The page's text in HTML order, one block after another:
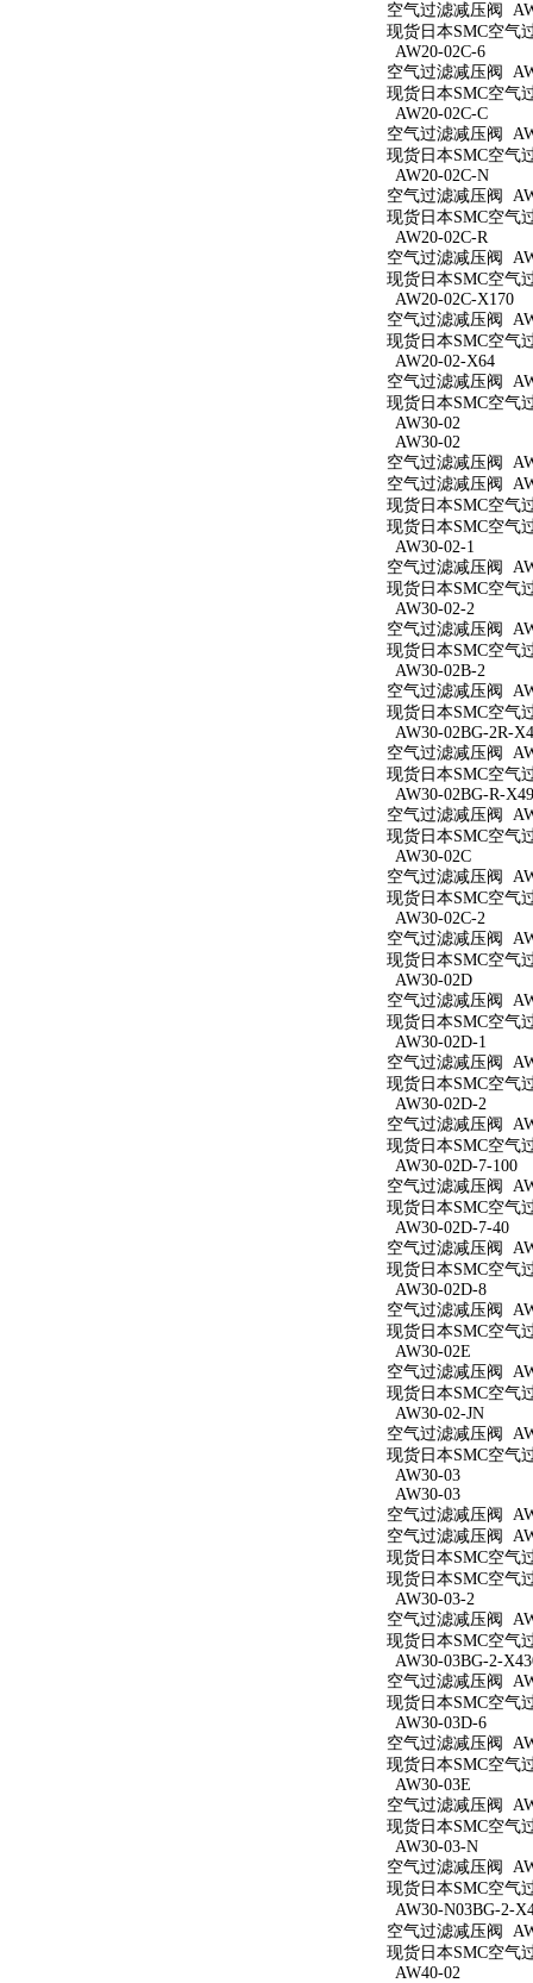
空气过滤减压阀
现货日本SMC空气
AW20-02C-6
空气过滤减压阀
现货日本SMC空气
AW20-02C-C
空气过滤减压阀
现货日本SMC空气
AW20-02C-N
空气过滤减压阀
现货日本SMC空气
AW20-02C-R
空气过滤减压阀
现货日本SMC空气
AW20-02C-X170
空气过滤减压阀
现货日本SMC空气
AW20-02-X64
空气过滤减压阀
现货日本SMC空气
AW30-02
AW30-02
空气过滤减压阀
空气过滤减压阀
现货日本SMC空气
现货日本SMC空气
AW30-02-1
空气过滤减压阀
现货日本SMC空气
AW30-02-2
空气过滤减压阀
现货日本SMC空气
AW30-02B-2
空气过滤减压阀
现货日本SMC空气
AW30-02BG-2R-
空气过滤减压阀
现货日本SMC空气
AW30-02BG-R-
空气过滤减压阀
现货日本SMC空气
AW30-02C
空气过滤减压阀
现货日本SMC空气
AW30-02C-2
空气过滤减压阀
现货日本SMC空气
AW30-02D
空气过滤减压阀
现货日本SMC空气
AW30-02D-1
空气过滤减压阀
现货日本SMC空气
AW30-02D-2
空气过滤减压阀
现货日本SMC空气
AW30-02D-7-100
空气过滤减压阀
现货日本SMC空气
AW30-02D-7-40
空气过滤减压阀
现货日本SMC空气
AW30-02D-8
空气过滤减压阀
现货日本SMC空气
AW30-02E
空气过滤减压阀
现货日本SMC空气
AW30-02-JN
空气过滤减压阀
现货日本SMC空气
AW30-03
AW30-03
空气过滤减压阀
空气过滤减压阀
现货日本SMC空气
现货日本SMC空气
AW30-03-2
空气过滤减压阀
现货日本SMC空气
AW30-03BG-2-
空气过滤减压阀
现货日本SMC空气
AW30-03D-6
空气过滤减压阀
现货日本SMC空气
AW30-03E
空气过滤减压阀
现货日本SMC空气
AW30-03-N
空气过滤减压阀
现货日本SMC空气
AW30-N03BG-2-
空气过滤减压阀
现货日本SMC空气
AW40-02